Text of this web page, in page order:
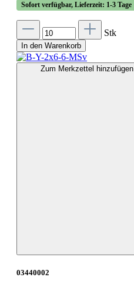
Sofort verfügbar, Lieferzeit: 1-3 Tage
Stk
In den Warenkorb
Zum Merkzettel hinzufügen
03440002